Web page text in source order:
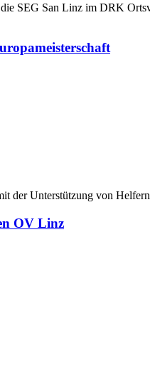
SEG San Linz im DRK
der Unterstützung von
OV Linz